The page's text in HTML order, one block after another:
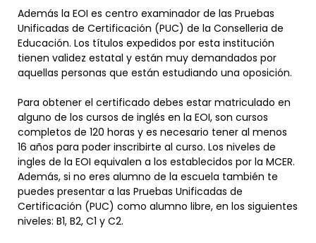
Además la EOI es centro examinador de las Pruebas
Unificadas de Certificación (PUC) de la Conselleria de
Educación. Los títulos expedidos por esta institución
tienen validez estatal y están muy demandados por
aquellas personas que están estudiando una oposición.
Para obtener el certificado debes estar matriculado en
alguno de los cursos de inglés en la EOI, son cursos
completos de 120 horas y es necesario tener al menos
16 años para poder inscribirte al curso. Los niveles de
ingles de la EOI equivalen a los establecidos por la MCER.
Además, si no eres alumno de la escuela también te
puedes presentar a las Pruebas Unificadas de
Certificación (PUC) como alumno libre, en los siguientes
niveles: B1, B2, C1 y C2.